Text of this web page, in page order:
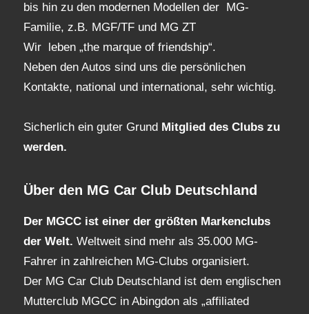
bis hin zu den modernen Modellen der MG-
Familie, z.B. MGF/TF und MG ZT
Wir leben „the marque of friendship“.
Neben den Autos sind uns die persönlichen
Kontakte, national und international, sehr wichtig.
Sicherlich ein guter Grund Mitglied des Clubs zu
werden.
Über den MG Car Club Deutschland
Der MGCC ist einer der größten Markenclubs
der Welt. Weltweit sind mehr als 35.000 MG-
Fahrer in zahlreichen MG-Clubs organisiert.
Der MG Car Club Deutschland ist dem englischen
Mutterclub MGCC in Abingdon als „affiliated